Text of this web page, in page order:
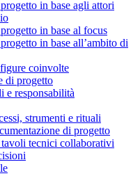
in base agli attori
in base al focus
in base all’ambito di
coinvolte
di progetto
e responsabilità
strumenti e rituali
di progetto
tecnici collaborativi